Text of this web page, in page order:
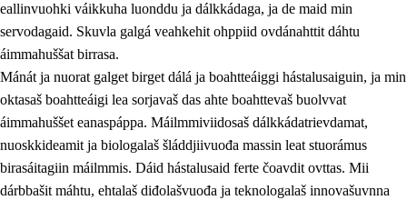
1. Oahpahusa árvovuođđu
1.1 Olmmošárvu
1.2 Identitehta ja kultuvrralaš girjáivuohta
1.3 Kritihkalaš jurddašeapmi ja ehtalaš diđolašvuohta
1.4 Hutkanillu, beroštupmi ja suokkardanhuovva
1.5 Luondduákten ja birasdiđolašvuohta
eallinvuohki váikkuha luonddu ja dálkkádaga, ja de maid min
servodagaid. Skuvla galgá veahkehit ohppiid ovdánahttit dáhtu
áimmahuššat birrasa.
Mánát ja nuorat galget birget dálá ja boahtteáiggi hástalusaiguin, ja min
oktasaš boahtteáigi lea sorjavaš das ahte boahttevaš buolvvat
áimmahuššet eanaspáppa. Máilmmiviidosaš dálkkádatrievdamat,
nuoskkideamit ja biologalaš šláddjiivuođa massin leat stuorámus
birasáitagiin máilmmis. Dáid hástalusaid ferte čoavdit ovttas. Mii
dárbbašit máhtu, ehtalaš diđolašvuođa ja teknologalaš innovašuvnna